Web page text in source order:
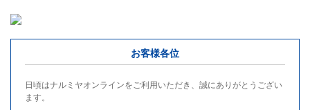
お客様各位
日頃はナルミヤオンラインをご利用いただき、誠にありがとうござい
ます。